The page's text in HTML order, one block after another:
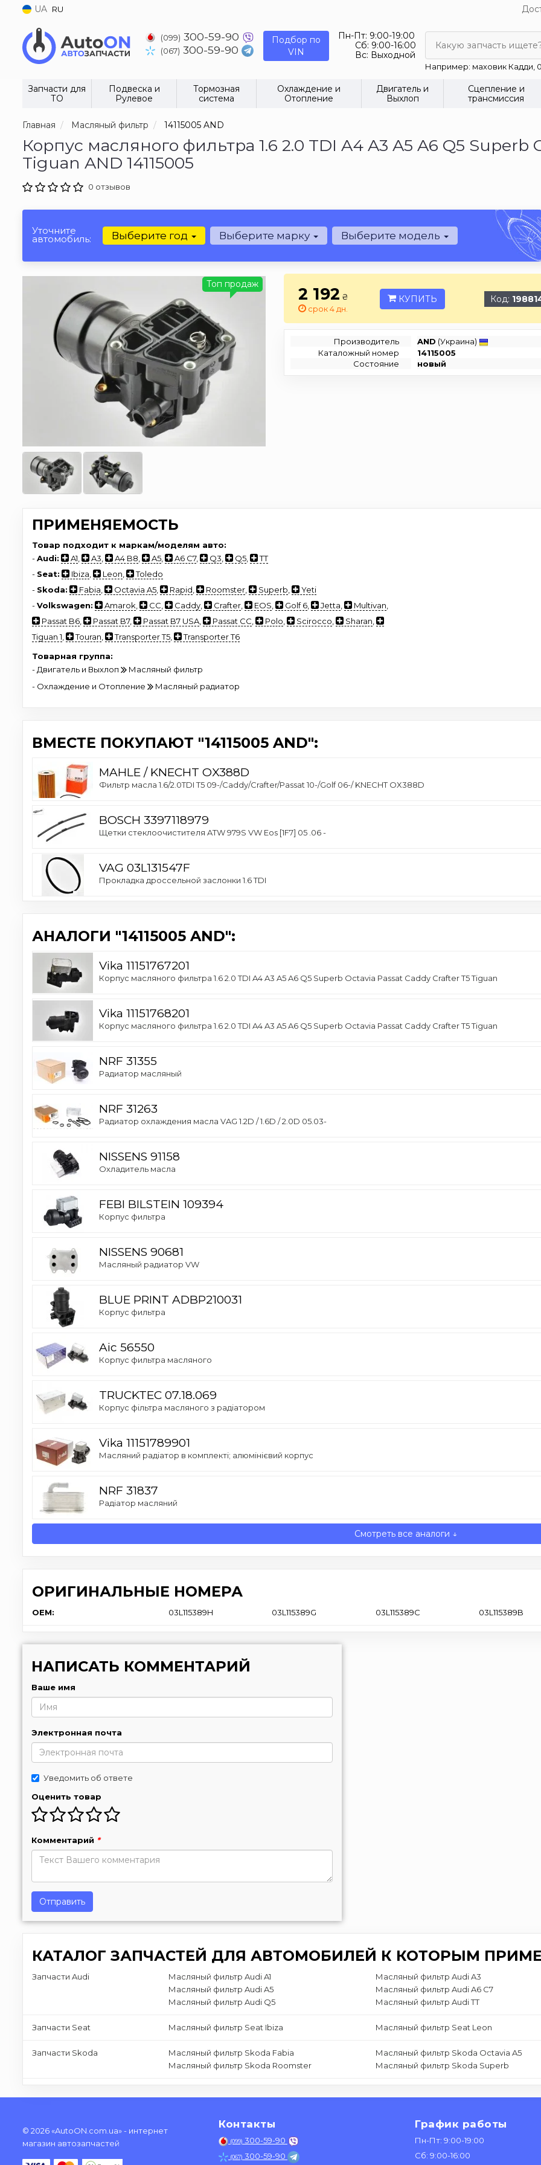
UA RU
(099) 300-59-90
(067) 300-59-90
Подбор по
VIN
Пн-Пт: 9:00-19:00
Сб: 9:00-16:00
Вс: Выходной
Какую запчасть
Например: маховик Кадди,
Запчасти для
ТО
Подвеска и
Рулевое
Тормозная
система
Охлаждение и
Отопление
Двигатель и
Выхлоп
Сцепление и
трансмиссия
Главная Масляный фильтр 14115005 AND
Корпус масляного фильтра 1.6 2.0 TDI A4 A3 A5 A6 Q5 Superb
Tiguan AND 14115005
0 отзывов
Уточните
автомобиль: Выберите год Выберите марку Выберите модель
Топ продаж 2 192 ₴
срок 4 дн.
КУПИТЬ Код:
Производитель AND (Украина)
Каталожный номер
14115005
Состояние
новый
ПРИМЕНЯЕМОСТЬ
Товар подходит к маркам/моделям авто:
-Audi: A1 A3 A4 B8 A5 A6 C7, Q3 Q5
TT
- Seat: Ibiza Leon
Toledo
- Skoda: Fabia Octavia A5 Rapid Roomster Superb
Yeti
-Volkswagen: Amarok CC Caddy Crafter EOS Golf 6 Jetta Multivan
Passat B6
Passat B7, Passat B7 USA Passat CC Polo Scirocco Sharan
Tiguan 1
Touran Transporter T5
Transporter T6
Товарная группа:
- Двигатель и Выхлоп
Масляный фильтр
- Охлаждение и Отопление
Масляный радиатор
ВМЕСТЕ ПОКУПАЮТ "14115005 AND":
MAHLE / KNECHT OX388D
Фильтр масла 1.6/2.0TDI T5 09-/Caddy/Crafter/Passat 10-/Golf 06-/ KNECHT OX388D
BOSCH 3397118979
Щетки стеклоочистителя ATW 979S VW Eos [1F7] 05 .06 -
VAG 03L131547F
Прокладка дроссельной заслонки 1.6 TDI
АНАЛОГИ "14115005 AND":
Vika 11151767201
Корпус масляного фильтра 1.6 2.0 TDI A4 A3 A5 A6 Q5 Superb Octavia Passat Caddy Crafter Т5 Tiguan
Vika 11151768201
Корпус масляного фильтра 1.6 2.0 TDI A4 A3 A5 A6 Q5 Superb Octavia Passat Caddy Crafter Т5 Tiguan
NRF 31355
Радиатор масляный
NRF 31263
Радиатор охлаждения масла VAG 1.2D / 1.6D / 2.0D 05.03-
NISSENS 91158
Охладитель масла
FEBI BILSTEIN 109394
Корпус фильтра
NISSENS 90681
Масляный радиатор VW
BLUE PRINT ADBP210031
Корпус фильтра
Aic 56550
Корпус фильтра масляного
TRUCKTEC 07.18.069
Корпус фільтра масляного з радіатором
Vika 11151789901
Масляний радіатор в комплекті; алюмінієвий корпус
NRF 31837
Радіатор масляний
Смотреть все аналоги ↓
ОРИГИНАЛЬНЫЕ НОМЕРА
OEM: 03L115389H 03L115389G 03L115389C 03L115389B
НАПИСАТЬ КОММЕНТАРИЙ
Ваше имя
Электронная почта
Уведомить об ответе
Оценить товар
Комментарий *
Отправить
КАТАЛОГ ЗАПЧАСТЕЙ ДЛЯ АВТОМОБИЛЕЙ К КОТОРЫМ
Запчасти Audi Масляный фильтр Audi A1 Масляный фильтр Audi A3
Масляный фильтр Audi A5
Масляный фильтр Audi A6 C7
Масляный фильтр Audi Q5
Масляный фильтр Audi TT
Запчасти Seat Масляный фильтр Seat Ibiza Масляный фильтр Seat Leon
Запчасти Skoda Масляный фильтр Skoda Fabia Масляный фильтр Skoda Octavia A5
Масляный фильтр Skoda Roomster
Масляный фильтр Skoda Superb
© 2026 «AutoON.com.ua» - интернет
магазин автозапчастей
Контакты
(099) 300-59-90
(067) 300-59-90
График работы
Пн-Пт: 9:00-19:00
Сб: 9:00-16:00